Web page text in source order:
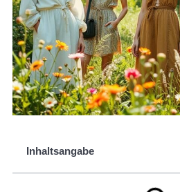
Inhaltsangabe